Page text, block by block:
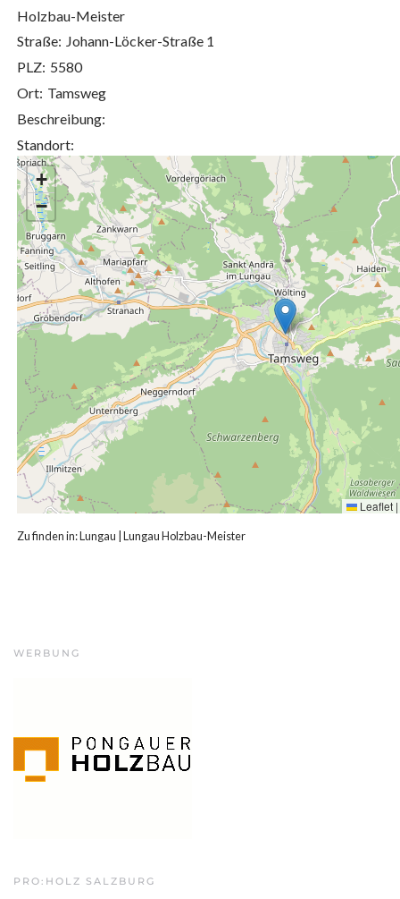
Holzbau-Meister
Straße: Johann-Löcker-Straße 1
PLZ: 5580
Ort: Tamsweg
Beschreibung:
Standort:
+
−
Leaflet |
Zu finden in:Lungau |Lungau Holzbau-Meister
WERBUNG
PRO:HOLZ SALZBURG